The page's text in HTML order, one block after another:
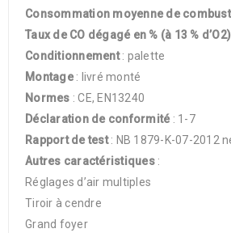
Consommation moyenne de
Taux de CO dégagé en % (à 13 % d’O2)
Conditionnement: palette
Montage: livré monté
Normes : CE, EN13240
Déclaration de conformité : 1-7
Rapport de test: NB 1879-K-07-2012
Autres caractéristiques :
Réglages d’air multiples
Tiroir à cendre
Grand foyer